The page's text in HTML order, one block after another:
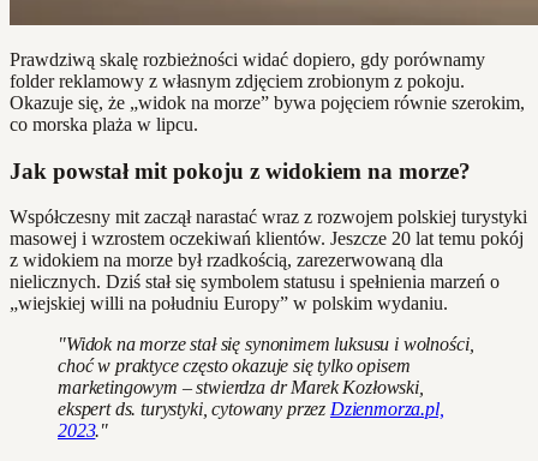
Prawdziwą skalę rozbieżności widać dopiero, gdy porównamy
folder reklamowy z własnym zdjęciem zrobionym z pokoju.
Okazuje się, że „widok na morze” bywa pojęciem równie szerokim,
co morska plaża w lipcu.
Jak powstał mit pokoju z widokiem na morze?
Współczesny mit zaczął narastać wraz z rozwojem polskiej turystyki
masowej i wzrostem oczekiwań klientów. Jeszcze 20 lat temu pokój
z widokiem na morze był rzadkością, zarezerwowaną dla
nielicznych. Dziś stał się symbolem statusu i spełnienia marzeń o
„wiejskiej willi na południu Europy” w polskim wydaniu.
"Widok na morze stał się synonimem luksusu i wolności,
choć w praktyce często okazuje się tylko opisem
marketingowym – stwierdza dr Marek Kozłowski,
ekspert ds. turystyki, cytowany przez Dzienmorza.pl,
2023."